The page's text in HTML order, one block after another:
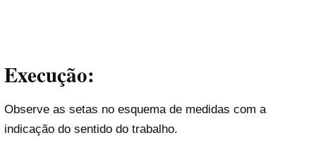
Execução:
Observe as setas no esquema de medidas com a
indicação do sentido do trabalho.